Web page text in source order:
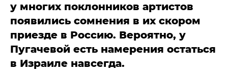
у многих поклонников артистов
появились сомнения в их скором
приезде в Россию. Вероятно, у
Пугачевой есть намерения остаться
в Израиле навсегда.